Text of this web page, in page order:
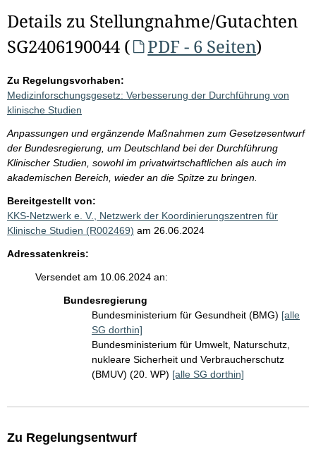
Details zu Stellungnahme/Gutachten
SG2406190044 (
PDF - 6 Seiten)
Zu Regelungsvorhaben:
Medizinforschungsgesetz: Verbesserung der Durchführung von
klinische Studien
Anpassungen und ergänzende Maßnahmen zum Gesetzesentwurf
der Bundesregierung, um Deutschland bei der Durchführung
Klinischer Studien, sowohl im privatwirtschaftlichen als auch im
akademischen Bereich, wieder an die Spitze zu bringen.
Bereitgestellt von:
KKS-Netzwerk e. V., Netzwerk der Koordinierungszentren für
Klinische Studien (R002469) am 26.06.2024
Adressatenkreis:
Versendet am 10.06.2024 an:
Bundesregierung
Bundesministerium für Gesundheit (BMG) [alle
SG dorthin]
Bundesministerium für Umwelt, Naturschutz,
nukleare Sicherheit und Verbraucherschutz
(BMUV) (20. WP) [alle SG dorthin]
Zu Regelungsentwurf